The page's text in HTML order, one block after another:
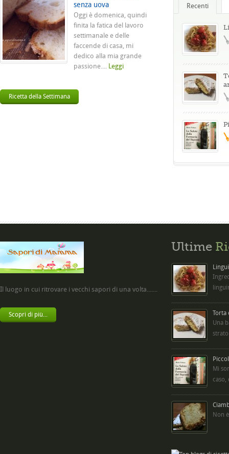
senza uova
Oggi è domenica, quindi
finita la fatica del lavoro
settimanale e delle
faccende di casa, mi
dedico alla mia grande
passione.... Leggi
Ricetta della Settimana
Recenti
Il luogo in cui ritrovare i vecchi sapori di una volta.......
Scopri di più...
Ultime
Torta
Una
Mi
caso,
Non